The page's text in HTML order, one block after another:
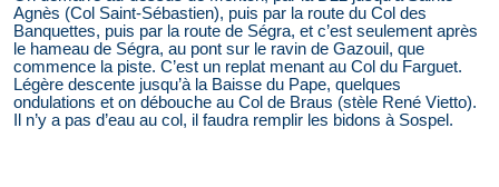
Agnès (Col Saint-Sébastien), puis par la route du Col des
Banquettes, puis par la route de Ségra, et c’est seulement après
le hameau de Ségra, au pont sur le ravin de Gazouil, que
commence la piste. C’est un replat menant au Col du Farguet.
Légère descente jusqu’à la Baisse du Pape, quelques
ondulations et on débouche au Col de Braus (stèle René Vietto).
Il n’y a pas d’eau au col, il faudra remplir les bidons à Sospel.